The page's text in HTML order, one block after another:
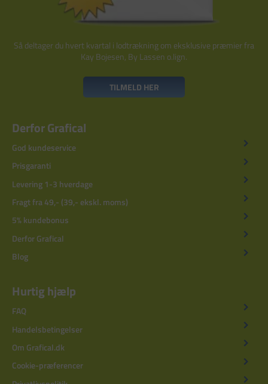
Så deltager du hvert kvartal i lodtrækning om eksklusive præmier fra
Kay Bojesen, By Lassen o.lign.
TILMELD HER
Derfor Grafical
God kundeservice
Prisgaranti
Levering 1-3 hverdage
Fragt fra 49,- (39,- ekskl. moms)
5% kundebonus
Derfor Grafical
Blog
Hurtig hjælp
FAQ
Handelsbetingelser
Om Grafical.dk
Cookie-præferencer